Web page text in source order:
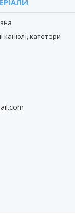
канюлі, катетери